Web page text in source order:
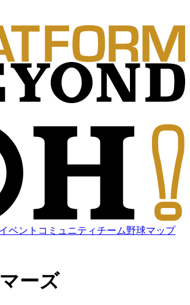
イベント コミュニティチーム野球マップ
ーズ